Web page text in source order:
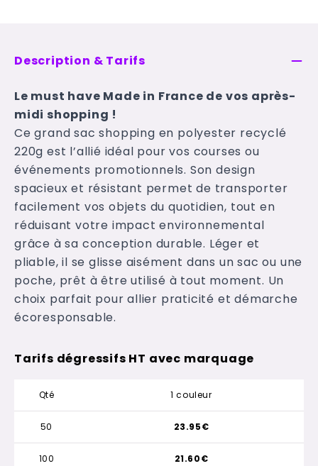
Description & Tarifs
Le must have Made in France de vos après-
midi shopping !
Ce grand sac shopping en polyester recyclé
220g est l’allié idéal pour vos courses ou
événements promotionnels. Son design
spacieux et résistant permet de transporter
facilement vos objets du quotidien, tout en
réduisant votre impact environnemental
grâce à sa conception durable. Léger et
pliable, il se glisse aisément dans un sac ou une
poche, prêt à être utilisé à tout moment. Un
choix parfait pour allier praticité et démarche
écoresponsable.
Tarifs dégressifs HT avec marquage
Qté 1 couleur
50
100
23.95€
21.60€